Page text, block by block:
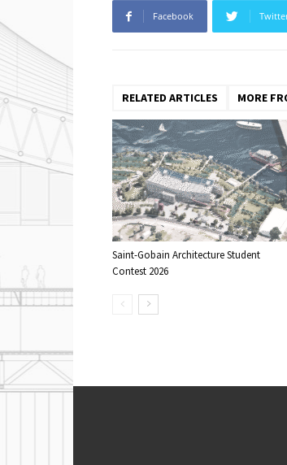
Facebook
RELATED ARTICLES MORE
Saint-Gobain Architecture Student
Contest 2026